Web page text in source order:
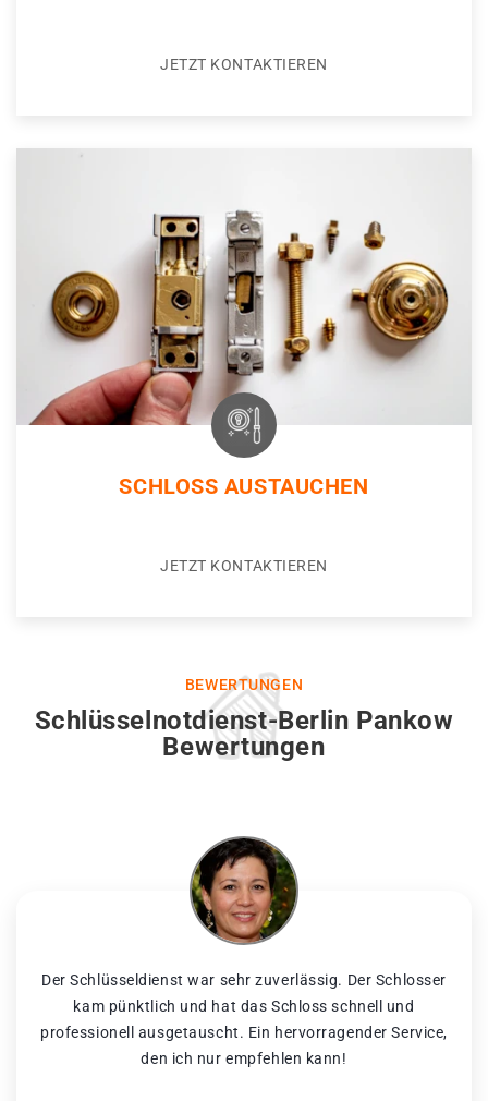
JETZT KONTAKTIEREN
SCHLOSS AUSTAUCHEN
JETZT KONTAKTIEREN
BEWERTUNGEN
Schlüsselnotdienst-Berlin Pankow
Bewertungen
Der Schlüsseldienst war sehr zuverlässig. Der Schlosser
kam pünktlich und hat das Schloss schnell und
professionell ausgetauscht. Ein hervorragender Service,
den ich nur empfehlen kann!